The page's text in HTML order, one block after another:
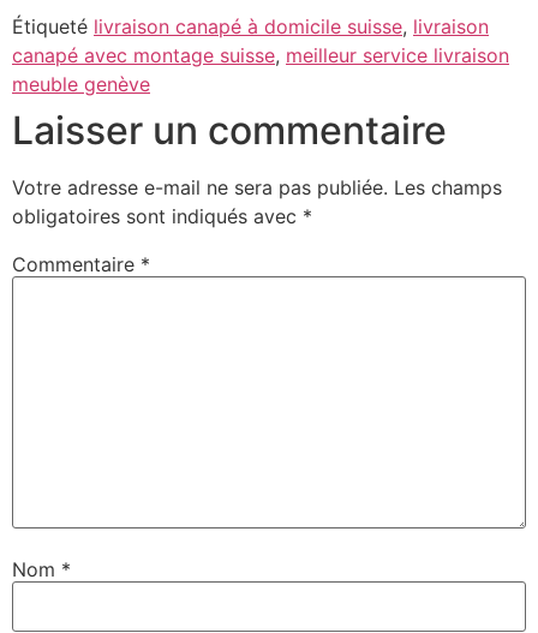
Étiqueté livraison canapé à domicile suisse, livraison
canapé avec montage suisse, meilleur service livraison
meuble genève
Laisser un commentaire
Votre adresse e-mail ne sera pas publiée. Les champs
obligatoires sont indiqués avec *
Commentaire *
Nom *